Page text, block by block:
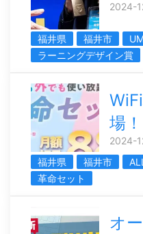
2024-
福井県 福井市
ラーニングデザイン賞
場！
2024-
福井県
福井市
革命セット
オ